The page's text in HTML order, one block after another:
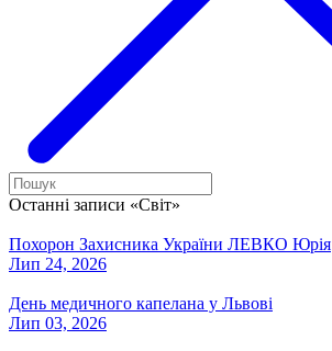
Останні записи «Світ»
Похорон Захисника України ЛЕВКО Юрія
Лип 24, 2026
День медичного капелана у Львові
Лип 03, 2026